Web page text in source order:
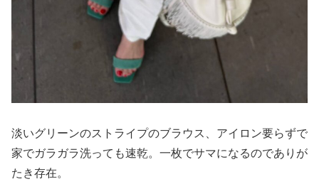
淡いグリーンのストライプのブラウス、アイロン要らずで
家でガラガラ洗っても速乾。一枚でサマになるのでありが
たき存在。